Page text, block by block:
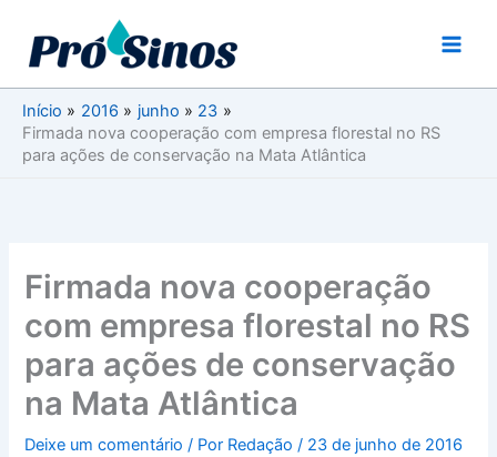
conteúdo
Início
2016 junho
23
Firmada nova cooperação com empresa florestal no RS
para ações de conservação na Mata Atlântica
Firmada nova cooperação
com empresa florestal no RS
para ações de conservação
na Mata Atlântica
Deixe um comentário / Por Redação/ 23 de junho de 2016